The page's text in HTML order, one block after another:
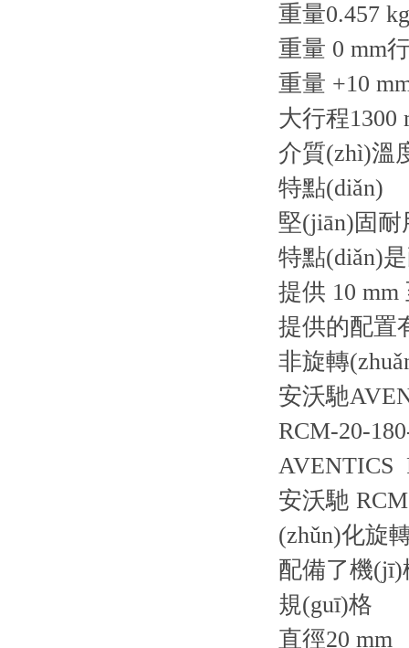
重量0.457 kg
重量 0 mm
重量 +10
大行程1300
介質(zhì)溫
特點(diǎn)
堅(jiān)固
特點(diǎn)
提供 10 mm
提供的配置
非旋轉
安沃馳
RCM-20-
AVENTICS
安沃馳
(zhǔn)化旋
配備了機(jī)
規(guī)格
直徑20 mm